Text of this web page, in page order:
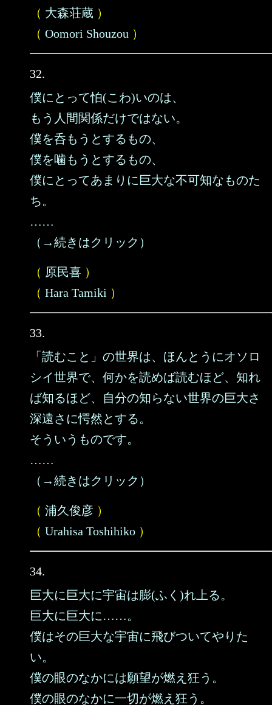
（ 大森荘蔵 ）
（ Oomori Shouzou ）
32.
僕にとって怕(こわ)いのは、
もう人間関係だけではない。
僕を呑もうとするもの、
僕を噛もうとするもの、
僕にとってあまりに巨大な不可知なものた
ち。
……
（→続きはクリック）
（ 原民喜 ）
（ Hara Tamiki ）
33.
「読むこと」の世界は、ほんとうにオソロ
シイ世界で、何かを読めば読むほど、知れ
ば知るほど、自分の知らない世界の巨大さ
深遠さに愕然とする。
そういうものです。
……
（→続きはクリック）
（ 浦久俊彦 ）
（ Urahisa Toshihiko ）
34.
巨大に巨大に宇宙は膨(ふく)れ上る。
巨大に巨大に……。
僕はその巨大な宇宙に飛びついてやりた
い。
僕の眼のなかには願望が燃え狂う。
僕の眼のなかに一切が燃え狂う。